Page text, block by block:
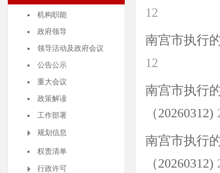
机构职能
政府领导
领导活动及政府会议
公告公示
重大会议
政策解读
工作部署
规划信息
权责清单
行政许可
12
南宫市执行
12
南宫市执行
（20260312)
南宫市执行
（20260312)